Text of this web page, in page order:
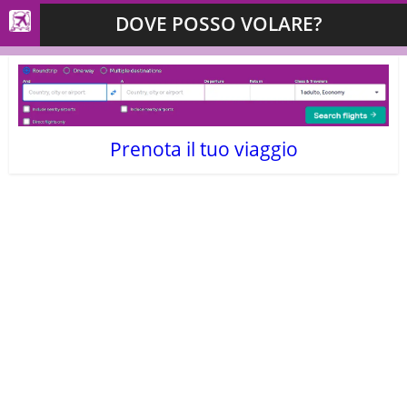
DOVE POSSO VOLARE?
Prenota il tuo viaggio